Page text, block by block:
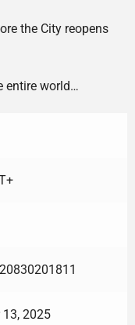
the City reopens
entire world…
13, 2025